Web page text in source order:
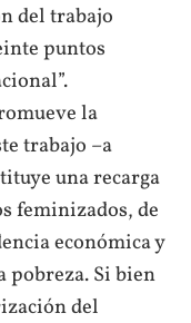
del trabajo
puntos
la
trabajo –a
una recarga
feminizados, de
económica y
pobreza. Si bien
del